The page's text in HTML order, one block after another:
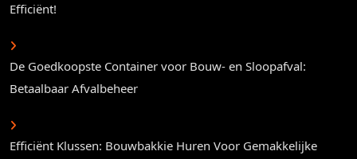
Efficiënt!
De Goedkoopste Container voor Bouw- en Sloopafval:
Betaalbaar Afvalbeheer
Efficiënt Klussen: Bouwbakkie Huren Voor Gemakkelijke